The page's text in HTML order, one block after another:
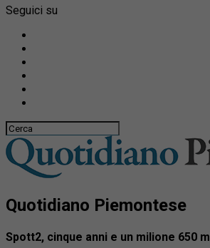
Seguici su
Quotidiano Piemontese
Spott2, cinque anni e un milione